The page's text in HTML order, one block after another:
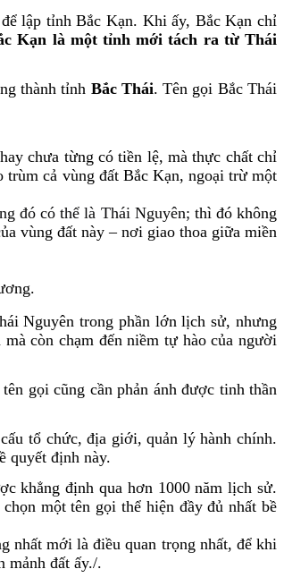
lập tỉnh Bắc Kạn. Khi ấy, Bắc Kạn chỉ
Kạn là một tỉnh mới tách ra từ Thái
thành tỉnh Bắc Thái. Tên gọi Bắc Thái
chưa từng có tiền lệ, mà thực chất chỉ
cả vùng đất Bắc Kạn, ngoại trừ một
đó có thể là Thái Nguyên; thì đó không
vùng đất này – nơi giao thoa giữa miền
Nguyên trong phần lớn lịch sử, nhưng
còn chạm đến niềm tự hào của người
gọi cũng cần phản ánh được tinh thần
tổ chức, địa giới, quản lý hành chính.
quyết định này.
khẳng định qua hơn 1000 năm lịch sử.
một tên gọi thể hiện đầy đủ nhất bề
nhất mới là điều quan trọng nhất, để khi
mảnh đất ấy./.